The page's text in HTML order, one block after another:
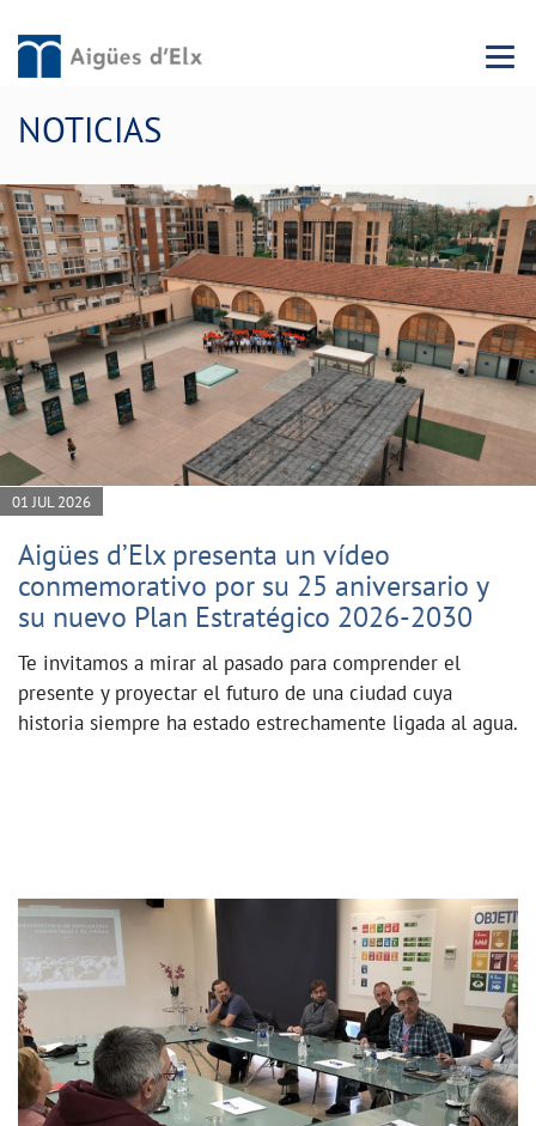
Menu
NOTICIAS
01 JUL 2026
Aigües d’Elx presenta un vídeo
conmemorativo por su 25 aniversario y
su nuevo Plan Estratégico 2026-2030
Te invitamos a mirar al pasado para comprender el
presente y proyectar el futuro de una ciudad cuya
historia siempre ha estado estrechamente ligada al agua.